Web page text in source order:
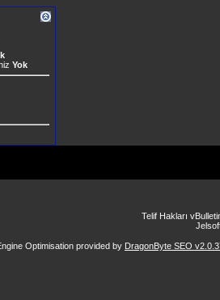
Yok
Telif Hakları
Optimisation provided by DragonByte SEO